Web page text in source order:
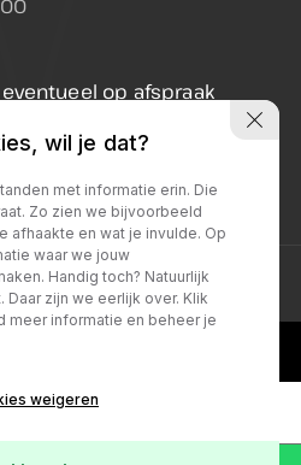
op afspraak
op zaterdag gesloten
policy
wil je dat?
met informatie erin. Die
Zo zien we bijvoorbeeld
afhaakte en wat je invulde. Op
waar we jouw
Handig toch? Natuurlijk
zijn we eerlijk over. Klik
meer informatie en beheer je
weigeren